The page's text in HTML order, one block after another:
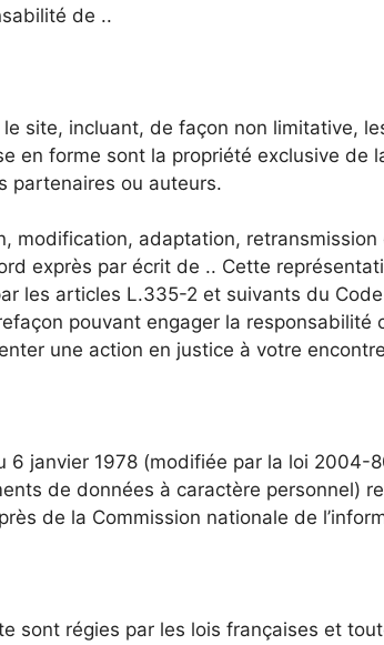
de ..
site, incluant, de façon non limitative,
en forme sont la propriété exclusive de
partenaires ou auteurs.
modification, adaptation,
exprès par écrit de .. Cette
les articles L.335-2 et suivants du
pouvant engager la
une action en justice à votre
6 janvier 1978 (modifiée par la loi
de données à caractère personnel)
de la Commission nationale de
sont régies par les lois françaises et